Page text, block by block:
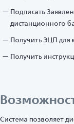
Подписать
дистанционного
Получить ЭЦП для
Получить
Система позволяет